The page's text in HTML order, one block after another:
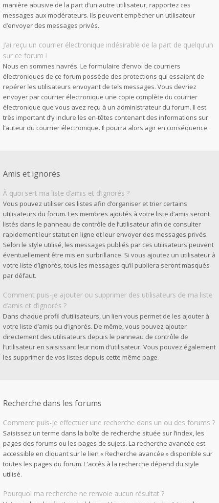
manière abusive de la part d’un autre utilisateur, rapportez ces
messages aux modérateurs. Ils peuvent empêcher un utilisateur
d’envoyer des messages privés.
J’ai reçu un courrier électronique indésirable de la part de quelqu’un
sur ce forum !
Nous en sommes navrés. Le formulaire d’envoi de courriers
électroniques de ce forum possède des protections qui essaient de
repérer les utilisateurs envoyant de tels messages. Vous devriez
envoyer par courrier électronique une copie complète du courrier
électronique que vous avez reçu à un administrateur du forum. Il est
très important d’y inclure les en-têtes contenant des informations sur
l’auteur du courrier électronique. Il pourra alors agir en conséquence.
Amis et ignorés
À quoi sert ma liste d’amis et d’ignorés ?
Vous pouvez utiliser ces listes afin d’organiser et trier certains
utilisateurs du forum. Les membres ajoutés à votre liste d’amis seront
listés dans le panneau de contrôle de l’utilisateur afin de consulter
rapidement leur statut en ligne et leur envoyer des messages privés.
Selon le style utilisé, les messages publiés par ces utilisateurs peuvent
éventuellement être mis en surbrillance. Si vous ajoutez un utilisateur à
votre liste d’ignorés, tous les messages qu’il publiera seront masqués
par défaut.
Comment puis-je ajouter ou supprimer des utilisateurs de ma liste
d’amis et d’ignorés ?
Dans chaque profil d’utilisateurs, un lien vous permet de les ajouter à
votre liste d’amis ou d’ignorés. De même, vous pouvez ajouter
directement des utilisateurs depuis le panneau de contrôle de
l’utilisateur en saisissant leur nom d’utilisateur. Vous pouvez également
les supprimer de vos listes depuis cette même page.
Recherche dans les forums
Comment puis-je effectuer une recherche dans un ou des forums ?
Saisissez un terme dans la boîte de recherche située sur l’index, les
pages des forums ou les pages de sujets. La recherche avancée est
accessible en cliquant sur le lien « Recherche avancée » disponible sur
toutes les pages du forum. L’accès à la recherche dépend du style
utilisé.
Pourquoi ma recherche ne renvoie aucun résultat ?